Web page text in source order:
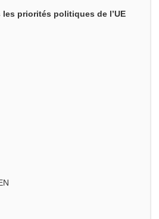
priorités politiques de l’UE